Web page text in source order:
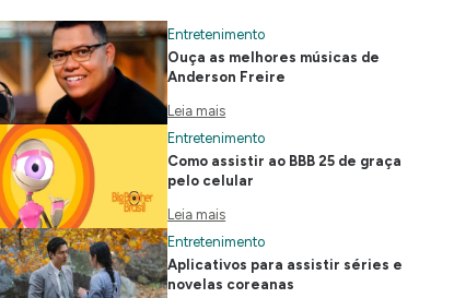
Entretenimento
Ouça as melhores músicas de
Anderson Freire
Leia mais
Entretenimento
Como assistir ao BBB 25 de graça
pelo celular
Leia mais
Entretenimento
Aplicativos para assistir séries e
novelas coreanas